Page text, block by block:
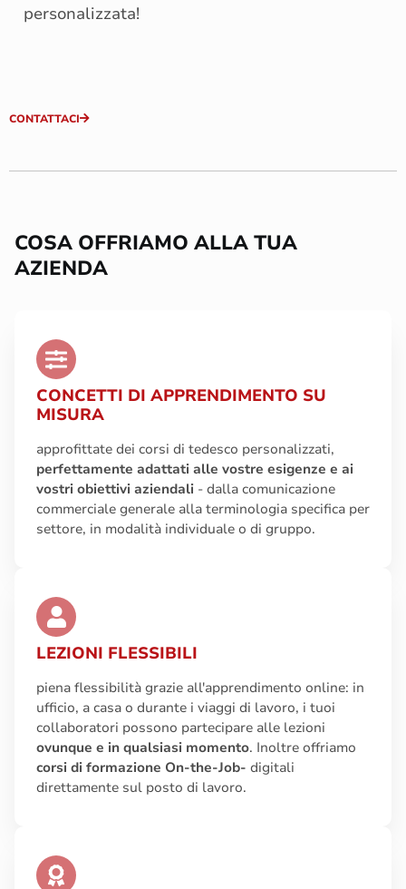
personalizzata!
CONTATTACI
COSA OFFRIAMO ALLA TUA
AZIENDA
CONCETTI DI APPRENDIMENTO SU
MISURA
approfittate dei corsi di tedesco personalizzati,
perfettamente adattati alle vostre esigenze e ai
vostri obiettivi aziendali - dalla comunicazione
commerciale generale alla terminologia specifica per
settore, in modalità individuale o di gruppo.
LEZIONI FLESSIBILI
piena flessibilità grazie all'apprendimento online: in
ufficio, a casa o durante i viaggi di lavoro, i tuoi
collaboratori possono partecipare alle lezioni
ovunque e in qualsiasi momento. Inoltre offriamo
corsi di formazione On-the-Job- digitali
direttamente sul posto di lavoro.